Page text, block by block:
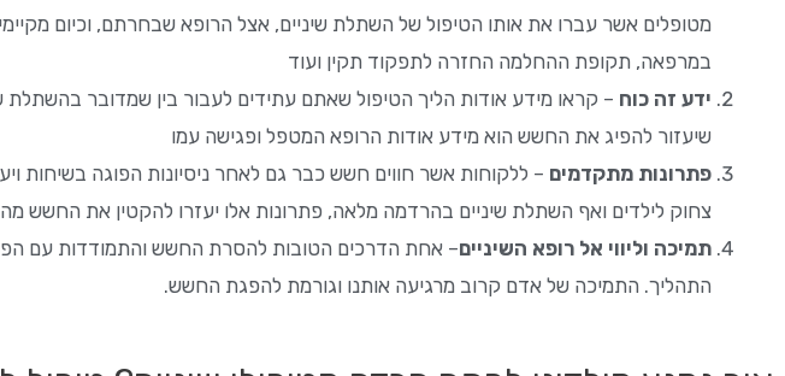
מטופלים אשר עברו את אותו הטיפול של השתלת שיניים, אצל הרופא שבחרתם, וכיום
במרפאה, תקופת ההחלמה החזרה לתפקוד תקין ועוד
ידע זה כוח – קראו מידע אודות הליך הטיפול שאתם עתידים לעבור בין שמדובר בהשתלת
שיעזור להפיג את החשש הוא מידע אודות הרופא המטפל ופגישה עמו
פתרונות מתקדמים – ללקוחות אשר חווים חשש כבר גם לאחר ניסיונות הפוגה בשיחות
צחוק לילדים ואף השתלת שיניים בהרדמה מלאה, פתרונות אלו יעזרו להקטין את החשש
תמיכה וליווי אל רופא השיניים– אחת הדרכים הטובות להסרת החשש והתמודדות עם
התהליך. התמיכה של אדם קרוב מרגיעה אותנו וגורמת להפגת החשש.